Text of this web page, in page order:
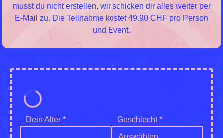
musst du nicht erstellen, wir schicken dir alles weiter per
E-Mail zu. Die Teilnahme kostet 49.90 CHF pro Person
und Event.
Dein Alter *
Geschlecht *
Auswählen